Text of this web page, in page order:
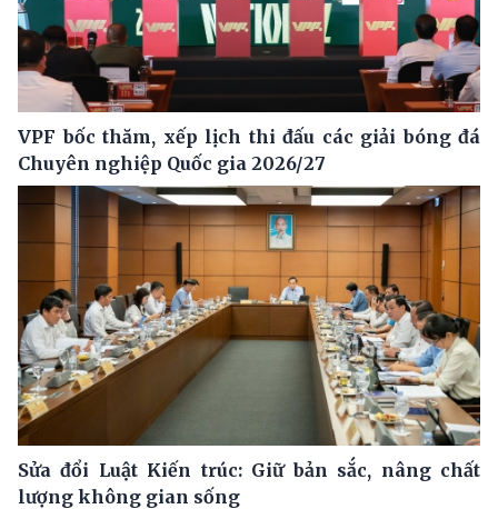
VPF bốc thăm, xếp lịch thi đấu các giải bóng đá
Chuyên nghiệp Quốc gia 2026/27
Sửa đổi Luật Kiến trúc: Giữ bản sắc, nâng chất
lượng không gian sống